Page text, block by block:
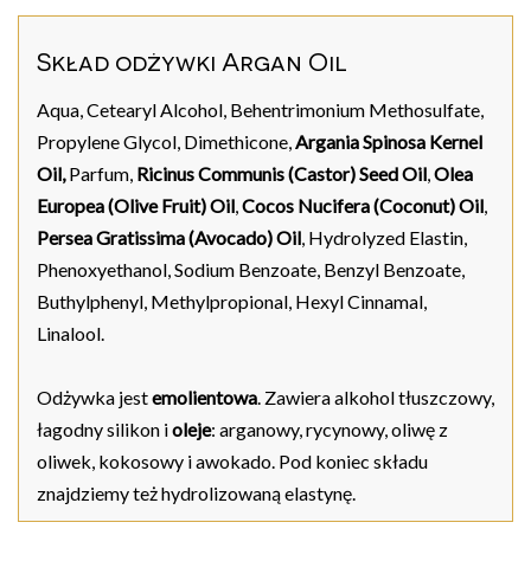
Skład odżywki Argan Oil
Aqua, Cetearyl Alcohol, Behentrimonium Methosulfate,
Propylene Glycol, Dimethicone,Argania Spinosa Kernel
Oil,Parfum, Ricinus Communis (Castor) Seed Oil,Olea
Europea (Olive Fruit) Oil,Cocos Nucifera (Coconut) Oil,
Persea Gratissima (Avocado) Oil, Hydrolyzed Elastin,
Phenoxyethanol, Sodium Benzoate, Benzyl Benzoate,
Buthylphenyl, Methylpropional, Hexyl Cinnamal,
Linalool.
Odżywka jestemolientowa. Zawiera alkohol tłuszczowy,
łagodny silikon ioleje: arganowy, rycynowy, oliwę z
oliwek, kokosowy i awokado. Pod koniec składu
znajdziemy też hydrolizowaną elastynę.